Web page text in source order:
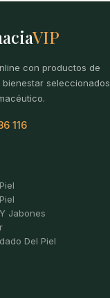
VIP
con productos de
seleccionados
116
Jabones
Del Piel